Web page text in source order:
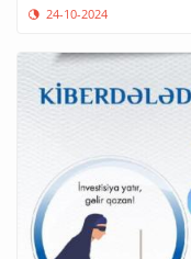
24-10-2024